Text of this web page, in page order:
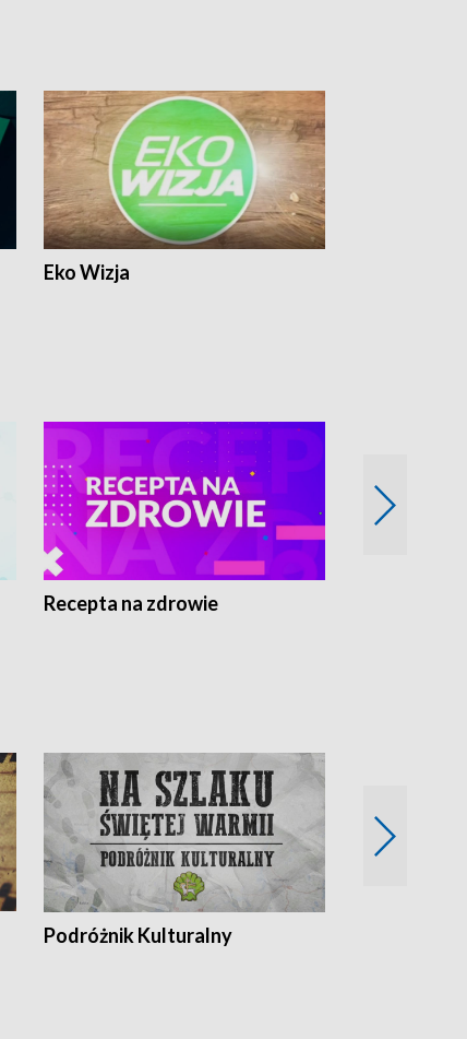
Eko Wizja
Recepta na zdrowie
Podróżnik Kulturalny